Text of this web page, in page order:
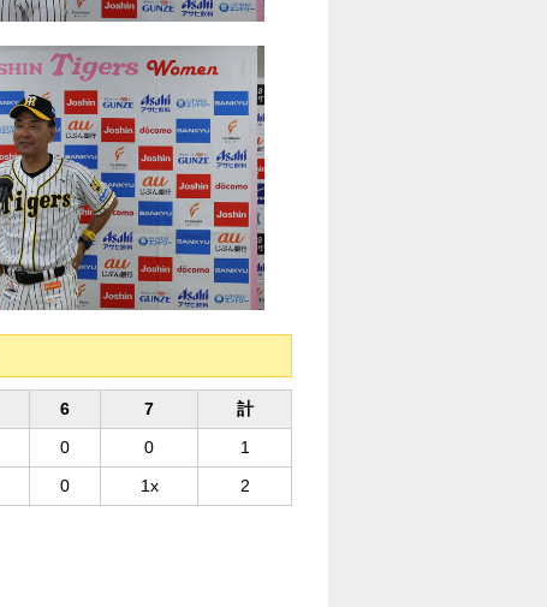
6 7
計
0 0
1
0 1x 2